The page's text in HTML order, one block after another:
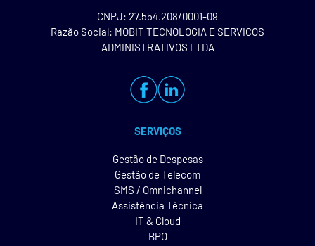
CNPJ: 27.554.208/0001-09
Razão Social: MOBIT TECNOLOGIA E SERVICOS
ADMINISTRATIVOS LTDA
SERVIÇOS
Gestão de Despesas
Gestão de Telecom
SMS / Omnichannel
Assistência Técnica
IT & Cloud
BPO